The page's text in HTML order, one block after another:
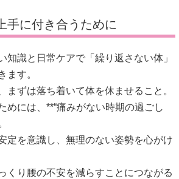
手に付き合うために
知識と日常ケアで「繰り返さない体」
ます。
まずは落ち着いて体を休ませること。
めには、**“痛みがない時期の過ごし
定を意識し、無理のない姿勢を心がけ
くり腰の不安を減らすことにつながる